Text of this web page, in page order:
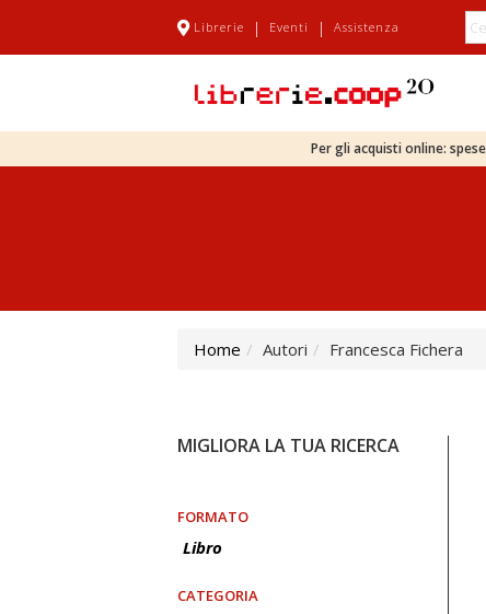
Librerie | Eventi | Assistenza
Per gli acquisti online:
Home Autori Francesca Fichera
MIGLIORA LA TUA RICERCA
FORMATO
Libro
CATEGORIA